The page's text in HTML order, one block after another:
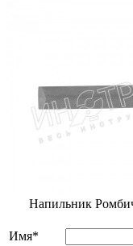
Напильник
Имя*